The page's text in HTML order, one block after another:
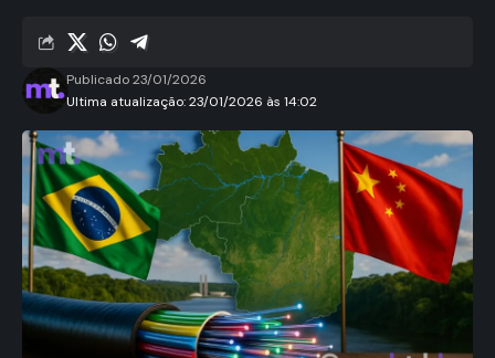
Ultima atualização: 23/01/2026 às 14:02
Publicado 23/01/2026